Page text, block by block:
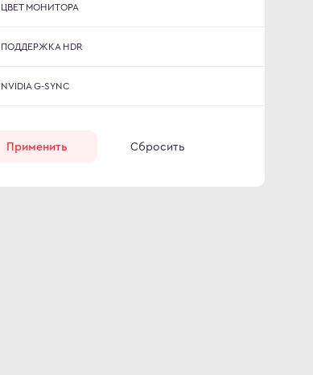
ЦВЕТ МОНИТОРА
ПОДДЕРЖКА HDR
NVIDIA G-SYNC
Применить Сбросить